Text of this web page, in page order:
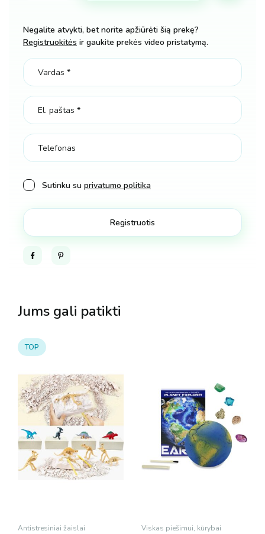
kiekis
Negalite atvykti, bet norite apžiūrėti šią prekę?
Registruokitės ir gaukite prekės video pristatymą.
Sutinku su privatumo politika
FacebookPinterest
Jums gali patikti
TOP
Antistresiniai žaislai Viskas piešimui, kūrybai